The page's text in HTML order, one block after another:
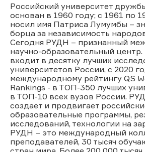
Российский университет
основан в 1960 году; с 1961 по
носил имя Патриса Лумумбы –
борца за независимость
Сегодня РУДН – признанный
научно-образовательный центр.
входит в десятку лучших
университетов России, с 2020
международному рейтингу QS
Rankings - в ТОП-350 лучших
в ТОП-10 всех вузов России.
создает и продвигает
образовательные программы,
исследований, технологии на
РУДН – это международный
преподавателей, 30 тысяч